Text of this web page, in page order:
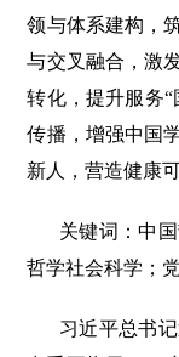
领与体系建构，
与交叉融合，激
转化，提升服务
传播，增强中国
新人，营造健康
关键词：中
哲学社会科学；
习近平总书